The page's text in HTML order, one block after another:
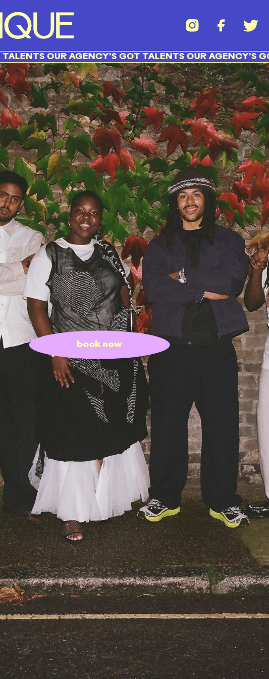
OUR AGENCY’S GOT TALENTS OUR AGENCY’S GOT
book now